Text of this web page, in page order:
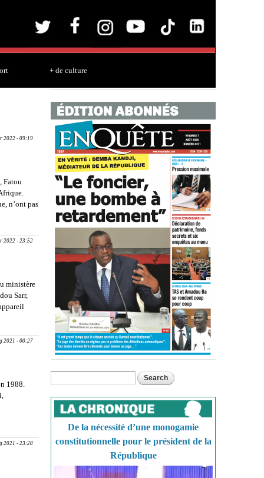
+ de culture
2022 - 09:19
Fatou
n’ont pas
2022 - 23:52
ministère
Sarr,
2021 - 00:27
1988.
2021 - 23:28
Search form
De la nécessité d’une monogamie
constitutionnelle pour le président de la
République